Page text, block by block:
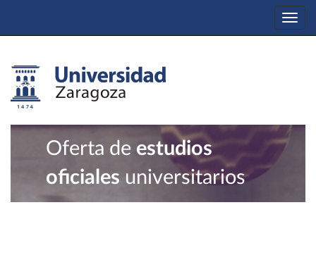
Oferta de estudios
oficiales universitarios